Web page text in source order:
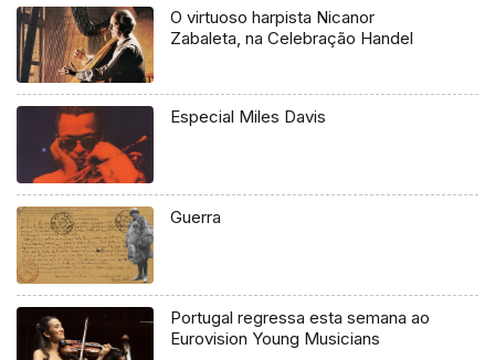
O virtuoso harpista Nicanor
Zabaleta, na Celebração Handel
Especial Miles Davis
Guerra
Portugal regressa esta semana ao
Eurovision Young Musicians